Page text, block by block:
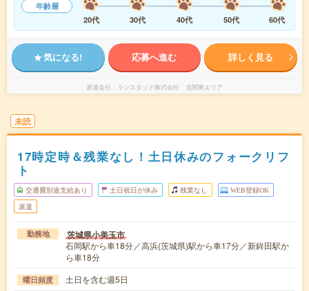
年齢層
20代
30代 40代 50代 60代
気になる! 応募へ進む 詳しく見る
派遣会社 ランスタッド株式会社 北関東エリア
未読
17時定時＆残業なし！土日休みのフォークリフ
ト
交通費別途支給あり 土日祝日が休み 残業なし WEB登録OK
派遣
勤務地 茨城県小美玉市
石岡駅から車18分／高浜(茨城県)駅から車17分／新鉾田駅か
ら車18分
曜日頻度 土日を含む週5日